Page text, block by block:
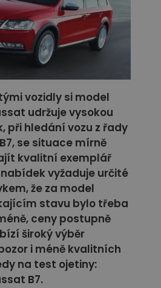
vozidly si model
udržuje vysokou
při hledání vozu z řady
se situace mírně
kvalitní exemplář
vyžaduje určité
že za model
stavu bylo třeba
ceny postupně
široký výběr
i méně kvalitních
na test ojetiny:
B7.